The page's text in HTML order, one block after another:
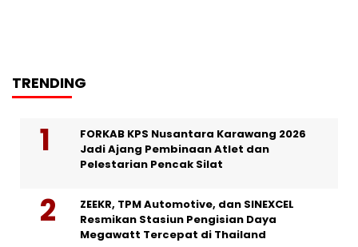
TRENDING
FORKAB KPS Nusantara Karawang 2026
Jadi Ajang Pembinaan Atlet dan
Pelestarian Pencak Silat
ZEEKR, TPM Automotive, dan SINEXCEL
Resmikan Stasiun Pengisian Daya
Megawatt Tercepat di Thailand